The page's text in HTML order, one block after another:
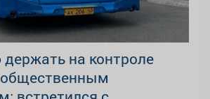
на контроле